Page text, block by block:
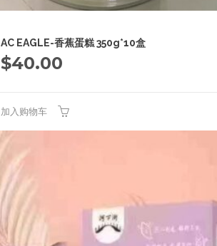
AC EAGLE-香蕉蛋糕 350g*10盒
$40.00
加入购物车